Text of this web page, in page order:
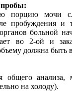
пробы:
порцию мочи
пробуждения и
больной
во 2-ой и
должна быть
общего анализа,
на холоду).